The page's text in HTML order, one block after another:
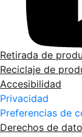
Retirada de
Reciclaje de
Accesibilidad
Privacidad
Preferencias de
Derechos de